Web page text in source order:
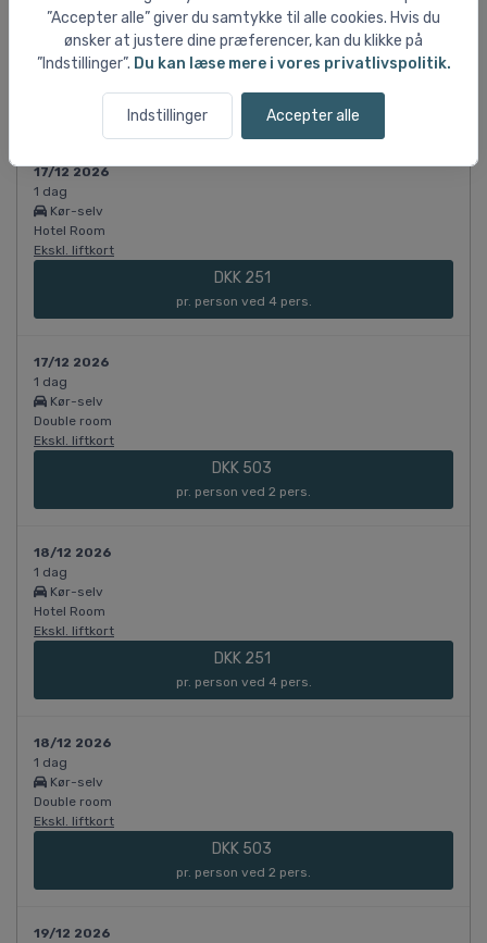
”Accepter alle” giver du samtykke til alle cookies. Hvis du
ønsker at justere dine præferencer, kan du klikke på
”Indstillinger”. Du kan læse mere i vores privatlivspolitik.
Indstillinger Accepter alle
Kør-selv
Double room
Ekskl. liftkort
pr. person ved 2 pers.
17/12 2026
1 dag
Kør-selv
Hotel Room
Ekskl. liftkort
DKK 251
pr. person ved 4 pers.
17/12 2026
1 dag
Kør-selv
Double room
Ekskl. liftkort
DKK 503
pr. person ved 2 pers.
18/12 2026
1 dag
Kør-selv
Hotel Room
Ekskl. liftkort
DKK 251
pr. person ved 4 pers.
18/12 2026
1 dag
Kør-selv
Double room
Ekskl. liftkort
DKK 503
pr. person ved 2 pers.
19/12 2026